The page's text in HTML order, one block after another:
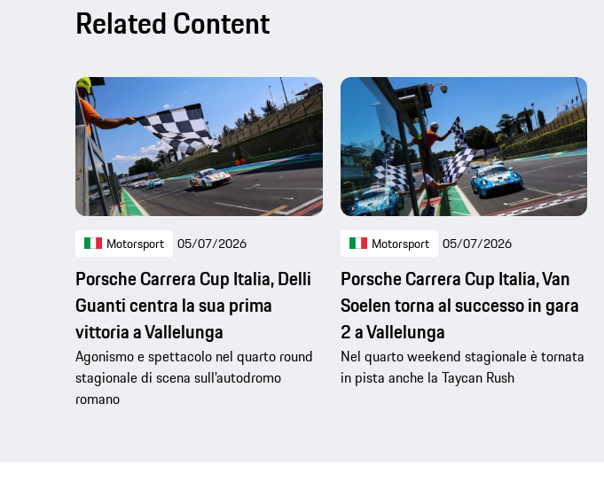
Related Content
Motorsport 05/07/2026
Porsche Carrera Cup Italia, Delli
Guanti centra la sua prima
vittoria a Vallelunga
Agonismo e spettacolo nel quarto round
stagionale di scena sull’autodromo
romano
Motorsport 05/07/2026
Porsche Carrera Cup Italia, Van
Soelen torna al successo in gara
2 a Vallelunga
Nel quarto weekend stagionale è tornata
in pista anche la Taycan Rush